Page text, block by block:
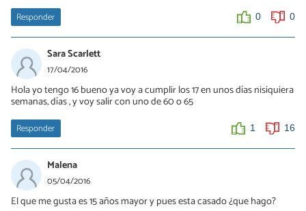
Responder 0 0
Sara Scarlett
17/04/2016
Hola yo tengo 16 bueno ya voy a cumplir los 17 en unos días nisiquiera
semanas, días , y voy salir con uno de 60 o 65
Responder 1 16
Malena
05/04/2016
El que me gusta es 15 años mayor y pues esta casado ¿que hago?